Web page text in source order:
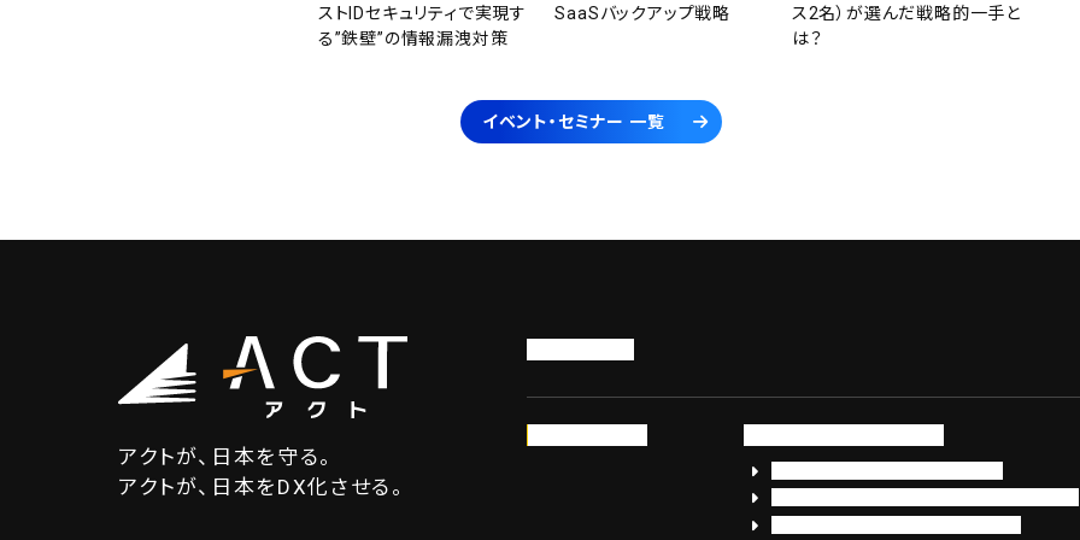
ストIDセキュリティで実現す
る”鉄壁”の情報漏洩対策
SaaSバックアップ戦略
ス2名）が選んだ戦略的一手と
は？
イベント・セミナー 一覧
アクトが、日本を守る。
アクトが、日本をDX化させる。